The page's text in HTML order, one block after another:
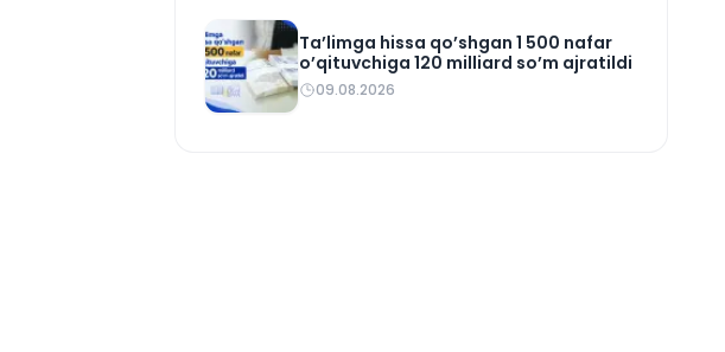
Ta’limga hissa qo’shgan 1 500 nafar
o’qituvchiga 120 milliard so’m ajratildi
09.08.2026